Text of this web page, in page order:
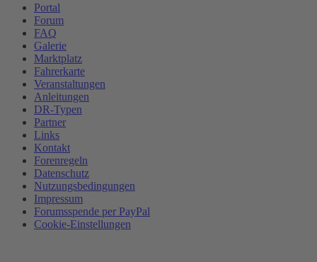
Portal
Forum
FAQ
Galerie
Marktplatz
Fahrerkarte
Veranstaltungen
Anleitungen
DR-Typen
Partner
Links
Kontakt
Forenregeln
Datenschutz
Nutzungsbedingungen
Impressum
Forumsspende per PayPal
Cookie-Einstellungen